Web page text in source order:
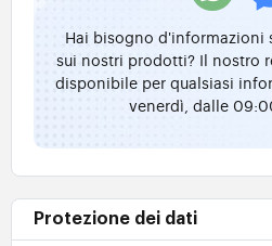
Hai bisogno d'informazioni
sui nostri prodotti? Il nostro
disponibile per qualsiasi
venerdì, dalle
Protezione dei dati